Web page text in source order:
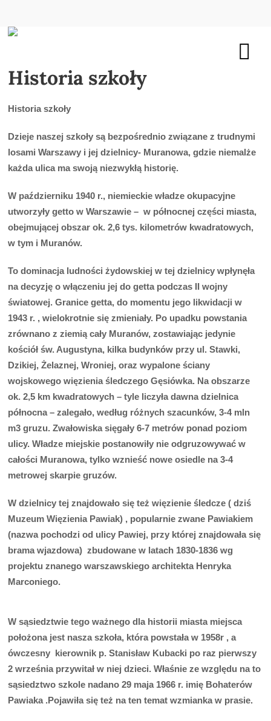
Historia szkoły
Historia szkoły
Dzieje naszej szkoły są bezpośrednio związane z trudnymi
losami Warszawy i jej dzielnicy- Muranowa, gdzie niemalże
każda ulica ma swoją niezwykłą historię.
W październiku 1940 r., niemieckie władze okupacyjne
utworzyły getto w Warszawie– w północnej części miasta,
obejmującej obszar ok. 2,6 tys. kilometrów kwadratowych,
w tym i Muranów.
To dominacja ludnościżydowskiej w tej dzielnicy wpłynęła
na decyzję o włączeniu jej do getta podczas II wojny
światowej. Granice getta, do momentu jego likwidacji w
1943 r. , wielokrotnie się zmieniały. Po upadku powstania
zrównano z ziemią cały Muranów, zostawiając jedynie
kościół św. Augustyna, kilka budynków przy ul. Stawki,
Dzikiej,Żelaznej, Wroniej, oraz wypaloneściany
wojskowego więzieniaśledczego Gęsiówka. Na obszarze
ok. 2,5 km kwadratowych – tyle liczyła dawna dzielnica
północna – zalegało, według różnych szacunków, 3-4 mln
m3 gruzu. Zwałowiska sięgały 6-7 metrów ponad poziom
ulicy. Władze miejskie postanowiły nie odgruzowywać w
całości Muranowa, tylko wznieść nowe osiedle na 3-4
metrowej skarpie gruzów.
W dzielnicy tej znajdowało się też więzienieśledcze ( dziś
Muzeum Więzienia Pawiak) , popularnie zwane Pawiakiem
(nazwa pochodzi od ulicy Pawiej, przy której znajdowała się
brama wjazdowa) zbudowane w latach 1830-1836 wg
projektu znanego warszawskiego architekta Henryka
Marconiego.
W sąsiedztwie tego ważnego dla historii miasta miejsca
położona jest nasza szkoła, która powstała w 1958r , a
ówczesny kierownik p. Stanisław Kubacki po raz pierwszy
2 września przywitał w niej dzieci. Właśnie ze względu na to
sąsiedztwo szkole nadano 29 maja 1966 r. imię Bohaterów
Pawiaka .Pojawiła się też na ten temat wzmianka w prasie.